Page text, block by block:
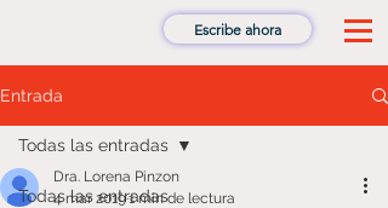
Escribe ahora
Entrada
Todas las entradas
Todas las entradas
Dra. Lorena Pinzon
4 mar 20191 min de lectura